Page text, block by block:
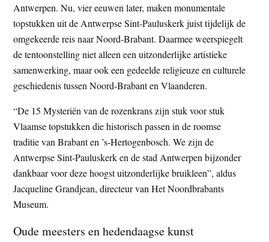
Antwerpen. Nu, vier eeuwen later, maken monumentale
topstukken uit de Antwerpse Sint-Pauluskerk juist tijdelijk de
omgekeerde reis naar Noord-Brabant. Daarmee weerspiegelt
de tentoonstelling niet alleen een uitzonderlijke artistieke
samenwerking, maar ook een gedeelde religieuze en culturele
geschiedenis tussen Noord-Brabant en Vlaanderen.
“De 15 Mysteriën van de rozenkrans zijn stuk voor stuk
Vlaamse topstukken die historisch passen in de roomse
traditie van Brabant en ’s-Hertogenbosch. We zijn de
Antwerpse Sint-Pauluskerk en de stad Antwerpen bijzonder
dankbaar voor deze hoogst uitzonderlijke bruikleen”, aldus
Jacqueline Grandjean, directeur van Het Noordbrabants
Museum.
Oude meesters en hedendaagse kunst